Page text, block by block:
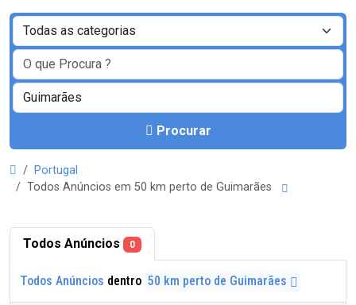
Procurar
Portugal
Todos Anúncios em 50 km perto de Guimarães
Todos Anúncios 0
Todos Anúncios dentro 50 km perto de Guimarães